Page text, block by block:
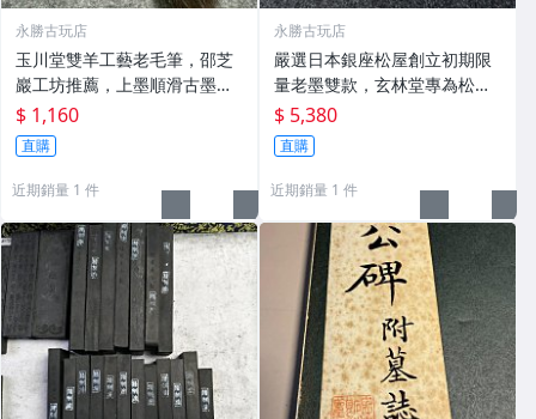
永勝古玩店
玉川堂雙羊工藝老毛筆，邵芝
巖工坊推薦，上墨順滑古墨專
用 老墨 冬青 老筆
$ 1,160
直購
近期銷量 1 件
永勝古玩店
嚴選日本銀座松屋創立初期限
量老墨雙款，玄林堂專為松屋
打造，重量22.5g，適合收藏
及品味民國時期古雅文化 文房
用具 民國古墨 收藏文玩
$ 5,380
直購
近期銷量 1 件